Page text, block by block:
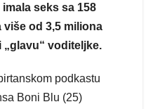
seks sa 158
više od 3,5 miliona
„glavu“ voditeljke.
podkastu
Boni Blu (25)